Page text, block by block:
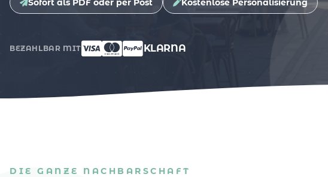
BEZAHLBAR MIT KLARNA
DIE GANZE NACHBARSCHAFT